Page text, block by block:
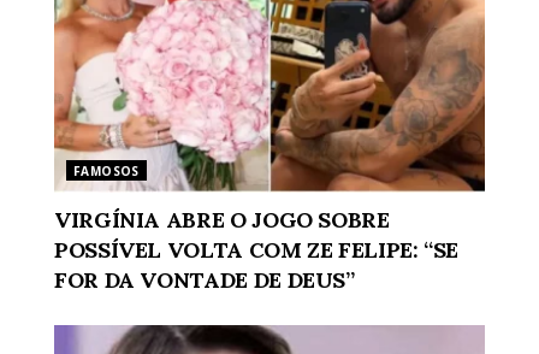
FAMOSOS
VIRGÍNIA ABRE O JOGO SOBRE
POSSÍVEL VOLTA COM ZE FELIPE: “SE
FOR DA VONTADE DE DEUS”